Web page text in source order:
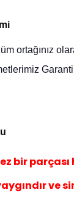
ortağınız
bir
ve